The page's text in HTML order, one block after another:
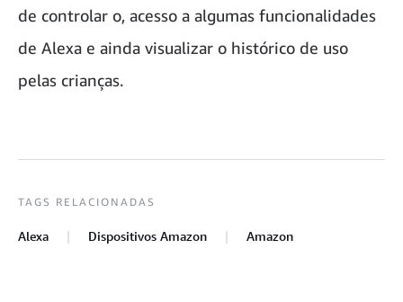
de controlar o, acesso a algumas funcionalidades
de Alexa e ainda visualizar o histórico de uso
pelas crianças.
TAGS RELACIONADAS
Alexa Dispositivos Amazon Amazon